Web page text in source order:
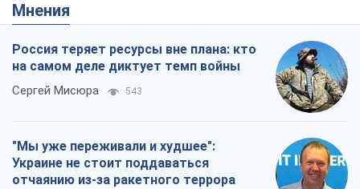
Мнения
Россия теряет ресурсы вне плана: кто
на самом деле диктует темп войны
Сергей Мисюра 543
"Мы уже переживали и худшее":
Украине не стоит поддаваться
отчаянию из-за ракетного террора